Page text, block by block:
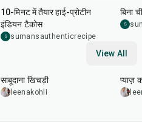
10-मिनट में तैयार हाई-प्रोटीन
इंडियन टैकोस
S sumansauthenticrecipe
बिना
S
View All
साबूदाना खिचड़ी
leenakohli
प्याज़